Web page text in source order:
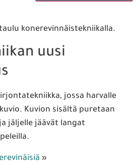
konerevinnäistekniikalla.
uusi
jossa harvalle
Kuvion sisältä puretaan
jäljelle jäävät langat
»